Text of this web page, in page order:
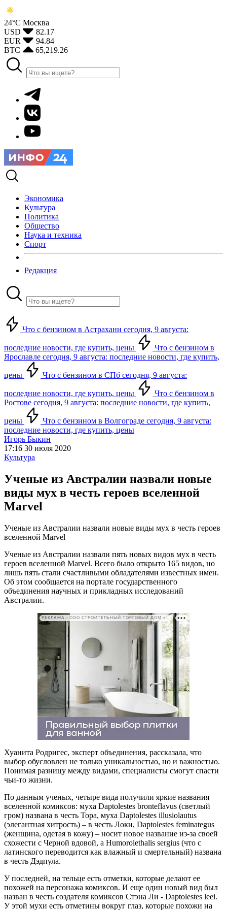
24°С Москва
USD
82.17
EUR
94.84
BTC
65,219.26
Экономика
Культура
Политика
Общество
Наука и техника
Спорт
Редакция
Что с бензином в Астрахани сегодня, 9 августа:
последние новости, где купить, цены
Что с бензином в
Ярославле сегодня, 9 августа: последние новости, где купить,
цены Что с бензином в СПб сегодня, 9 августа:
последние новости, где купить, цены
Что с бензином в
Ростове сегодня, 9 августа: последние новости, где купить,
цены
Что с бензином в Волгограде сегодня, 9 августа:
последние новости, где купить, цены
Игорь Быкин
17:16 30 июля 2020
Культура
Ученые из Австралии назвали новые
виды мух в честь героев вселенной
Marvel
Ученые из Австралии назвали новые виды мух в честь героев
вселенной Marvel
Ученые из Австралии назвали пять новых видов мух в честь
героев вселенной Marvel. Всего было открыто 165 видов, но
лишь пять стали счастливыми обладателями известных имен.
Об этом сообщается на портале государственного
объединения научных и прикладных исследований
Австралии.
РЕКЛАМА • ООО СТРОИТЕЛЬНЫЙ ТОРГОВЫЙ ДОМ «ПЕТРОВИЧ». ИНН: 7802348846
Хуанита Родригес, эксперт объединения, рассказала, что
выбор обусловлен не только уникальностью, но и важностью.
Понимая разницу между видами, специалисты смогут спасти
чьи-то жизни.
По данным ученых, четыре вида получили яркие названия
вселенной комиксов: муха Daptolestes bronteflavus (светлый
гром) названа в честь Тора, муха Daptolestes illusiolautus
(элегантная хитрость) – в честь Локи, Daptolestes feminategus
(женщина, одетая в кожу) – носит новое название из-за своей
схожести с Черной вдовой, а Humorolethalis sergius (что с
латинского переводится как влажный и смертельный) названа
в честь Дэдпула.
У последней, на тельце есть отметки, которые делают ее
похожей на персонажа комиксов. И еще один новый вид был
назван в честь создателя комиксов Стэна Ли - Daptolestes leei.
У этой мухи есть отметины вокруг глаз, которые похожи на